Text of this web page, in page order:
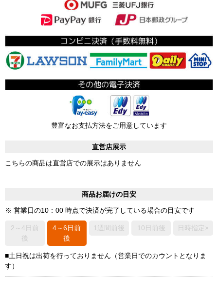
豊富なお支払方法をご用意しています
直営店展示
こちらの商品は直営店での展示はありません
商品お届けの目安
※ 営業日の10：00 時点で決済が完了している場合の目安です
2～4日前
後
4～6日前
後
1週間前後 10日前後 日時指定×
■土日祝は出荷を行っておりません（営業日でのカウントとなりま
す）